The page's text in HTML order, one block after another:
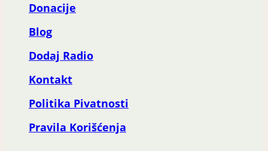
Donacije
Blog
Dodaj Radio
Kontakt
Politika Pivatnosti
Pravila Korišćenja